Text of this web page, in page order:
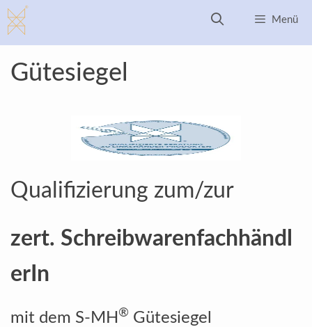
Zum
Inhalt
springen
Menü
Gütesiegel
Qualifizierung zum/zur
zert. Schreibwarenfachhändl
erIn
mit dem S-MH ® Gütesiegel